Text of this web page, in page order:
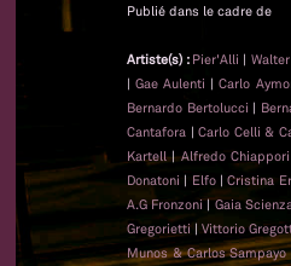
Publié dans le cadre de
Artiste(s) : Pier'Alli |
|Gae Aulenti |Carlo
Bernardo Bertolucci |
Cantafora |Carlo Celli &
Kartell|Alfredo Chiappori
Donatoni | Elfo|Cristina
A.G Fronzoni|Gaia Scienza
Gregorietti |Vittorio
Munos & Carlos Sampayo